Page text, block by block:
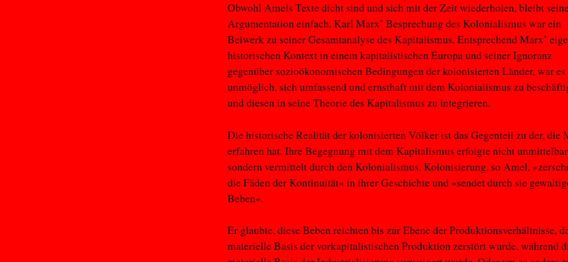
Obwohl Amels Texte dicht sind und sich mit der Zeit wiederholen, bleibt
Argumentation einfach. Karl Marx’ Besprechung des Kolonialismus war ein
Beiwerk zu seiner Gesamtanalyse des Kapitalismus. Entsprechend Marx’
historischen Kontext in einem kapitalistischen Europa und seiner Ignoranz
gegenüber sozioökonomischen Bedingungen der kolonisierten Länder, war
unmöglich, sich umfassend und ernsthaft mit dem Kolonialismus zu
und diesen in seine Theorie des Kapitalismus zu integrieren.
Die historische Realität der kolonisierten Völker ist das Gegenteil zu der, die
erfahren hat. Ihre Begegnung mit dem Kapitalismus erfolgte nicht
sondern vermittelt durch den Kolonialismus. Kolonisierung, so Amel,
die Fäden der Kontinuität« in ihrer Geschichte und »sendet durch sie
Beben«.
Er glaubte, diese Beben reichten bis zur Ebene der Produktionsverhältnisse,
materielle Basis der vorkapitalistischen Produktion zerstört wurde, während